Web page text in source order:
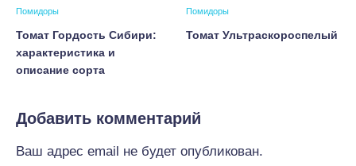
Помидоры
Томат Гордость Сибири:
характеристика и
описание сорта
Помидоры
Томат Ультраскороспелый
Добавить комментарий
Ваш адрес email не будет опубликован.